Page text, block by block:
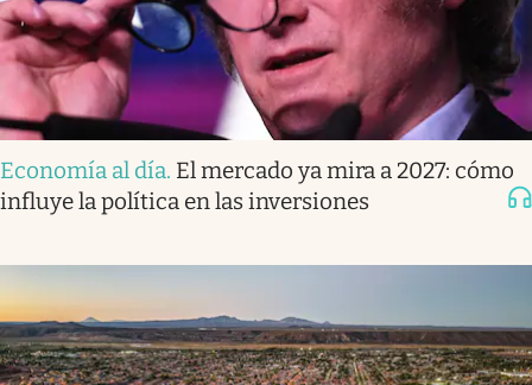
Economía al día. El mercado ya mira a 2027: cómo
influye la política en las inversiones